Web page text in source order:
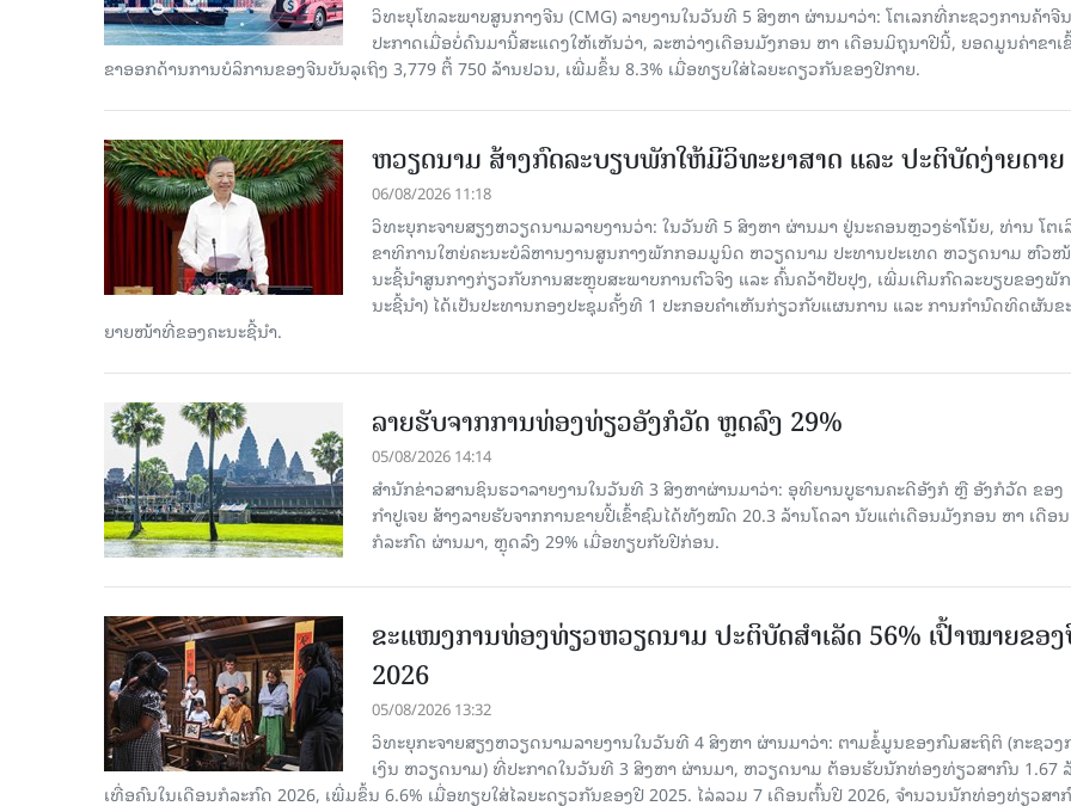
ວິທະຍຸໂທລະພາບສູນກາງຈີນ (CMG) ລາຍງານໃນວັນທີ 5 ສິງຫາ ຜ່ານມາວ່າ: ໂຕເລກທີ່ກະຊວງການຄ້າຈີນ
ປະກາດເມື່ອບໍ່ດົນມານີ້ສະແດງໃຫ້ເຫັນວ່າ, ລະຫວ່າງເດືອນມັງກອນ ຫາ ເດືອນມິຖຸນາປີນີ້, ຍອດມູນຄ່າຂາເ
ຂາອອກດ້ານການບໍລິການຂອງຈີນບັນລຸເຖິງ 3,779 ຕື້ 750 ລ້ານຢວນ, ເພີ່ມຂຶ້ນ 8.3% ເມື່ອທຽບໃສ່ໄລຍະດຽວກັນຂອງປີກາຍ.
ຫວຽດນາມ ສ້າງກົດລະບຽບພັກໃຫ້ມີວິທະຍາສາດ ແລະ ປະຕິບັດງ່າຍດາຍ
06/08/2026 11:18
ວິທະຍຸກະຈາຍສຽງຫວຽດນາມລາຍງານວ່າ: ໃນ​ວັນ​ທີ 5 ສິງ​ຫາ ຜ່ານມາ ຢູ່ນະຄອນຫຼວງຮ່າ​ໂນ້ຍ, ທ່ານ ໂຕ​ເ
ຂາ​ທິ​ການ​ໃຫຍ່​ຄະ​ນະ​ບໍ​ລິ​ຫານ​ງານ​ສູນ​ກາງ​ພັກ​ກອມ​ມູ​ນິດ ຫວຽດ​ນາມ ປະ​ທານ​ປະ​ເທດ ຫວຽດ​ນາມ ຫົວ​ໜ້
ນະ​ຊີ້​ນຳ​ສູນ​ກາງ​ກ່ຽວ​ກັບ​ການ​ສະ​ຫຼຸບ​ສະ​ພ​າບ​ການ​ຕົວ​ຈິງ ແລະ ຄົ້ນ​ຄວ້າ​ປັບ​ປຸງ, ເພີ່ມ​ເຕີມ​ກົດ​ລະ​ບຽບ​ຂອງ​ພັ
ນະ​ຊີ້​ນຳ) ໄດ້​ເປັນ​ປະ​ທານກອງ​ປະ​ຊຸມ​ຄັ້ງ​ທີ 1 ປະ​ກອບ​ຄຳ​ເຫັນ​ກ່ຽວ​ກັບ​ແຜນ​ການ ແລະ ການ​ກຳ​ນົດ​ທິດ​ຜັນ​ຂ
ຍາຍ​ໜ້າ​ທີ່​ຂອງ​ຄະ​ນະ​ຊີ້​ນຳ.
ລາຍຮັບຈາກການທ່ອງທ່ຽວອັງກໍວັດ ຫຼດລົງ 29%
05/08/2026 14:14
ສຳນັກຂ່າວສານຊິນຮວາລາຍງານໃນວັນທີ 3 ສິງຫາຜ່ານມາວ່າ: ອຸທິຍານບູຮານຄະດີອັງກໍ ຫຼື ອັງກໍວັດ ຂອງ
ກຳປູເຈຍ ສ້າງລາຍຮັບຈາກການຂາຍປີ້ເຂົ້າຊົມໄດ້ທັງໝົດ 20.3 ລ້ານໂດລາ ນັບແຕ່ເດືອນມັງກອນ ຫາ ເດືອນ
ກໍລະກົດ ຜ່ານມາ, ຫຼຸດລົງ 29% ເມື່ອທຽບກັບປີກ່ອນ.
ຂະ​ແໜງ​ການ​ທ່ອງ​ທ່ຽວຫວຽດນາມ ​ປະ​ຕິ​ບັດ​ສຳ​ເລັດ 56% ເປົ້າ​ໝາຍຂອ
2026
05/08/2026 13:32
ວິທະຍຸກະຈາຍສຽງຫວຽດນາມລາຍງານໃນວັນທີ 4 ສິງຫາ ຜ່ານມາວ່າ: ຕາມ​ຂໍ້​ມູນ​ຂອງ​ກົມ​ສະ​ຖິ​ຕິ (ກະ​ຊວງ​
ເງິນ ຫວຽດ​ນາມ) ທີ່ປະ​ກາດ​ໃນ​ວັນ​ທີ 3 ສິງ​ຫາ​ ຜ່ານມາ, ຫວຽດ​ນາມ ຕ້ອນ​ຮັບ​ນັກທ່ອງ​ທ່ຽວ​ສາ​ກົນ 1.67
ເທື່ອ​ຄົນ​ໃນ​ເດືອນ​ກໍ​ລະ​ກົດ 2026, ເພີ່ມ​ຂຶ້ນ 6.6% ເມື່ອ​ທຽບ​ໃສ່​ໄລ​ຍະ​ດຽວ​ກັນ​ຂອງ​ປີ 2025. ໄລ່​ລວມ 7 ເດືອນ​ຕົ້ນ​ປີ 2026, ຈຳ​ນວນ​ນັກ​ທ່ອງ​ທ່ຽວ​ສາ​